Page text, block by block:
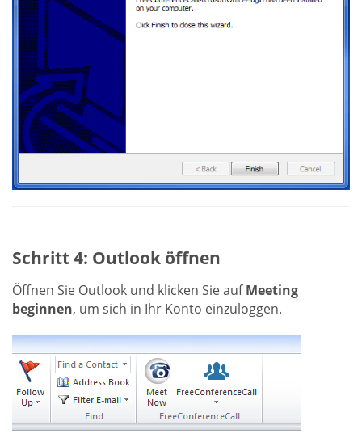
Schritt 4: Outlook öffnen
Öffnen Sie Outlook und klicken Sie aufMeeting
beginnen, um sich in Ihr Konto einzuloggen.